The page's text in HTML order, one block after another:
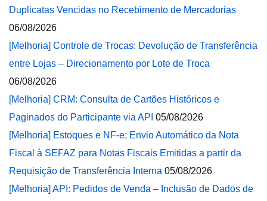
Duplicatas Vencidas no Recebimento de Mercadorias
06/08/2026
[Melhoria] Controle de Trocas: Devolução de Transferência
entre Lojas – Direcionamento por Lote de Troca
06/08/2026
[Melhoria] CRM: Consulta de Cartões Históricos e
Paginados do Participante via API 05/08/2026
[Melhoria] Estoques e NF-e: Envio Automático da Nota
Fiscal à SEFAZ para Notas Fiscais Emitidas a partir da
Requisição de Transferência Interna 05/08/2026
[Melhoria] API: Pedidos de Venda – Inclusão de Dados de